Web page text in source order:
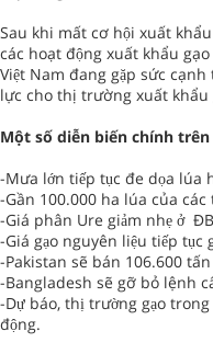
Sau khi mất cơ hội xuất
các hoạt động xuất khẩu
Việt Nam đang gặp sức
lực cho thị trường xuất
Một số diễn biến chính
-Mưa lớn tiếp tục đe dọa lúa
-Gần 100.000 ha lúa của
-Giá phân Ure giảm nhẹ ở
-Giá gạo nguyên liệu tiếp tục
-Pakistan sẽ bán 106.600
-Bangladesh sẽ gỡ bỏ lệnh
-Dự báo, thị trường gạo
động.